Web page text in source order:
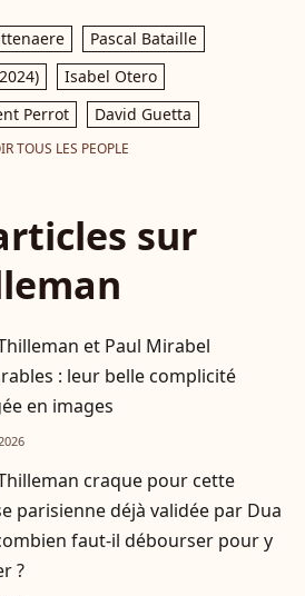
Pascal Bataille
Isabel Otero
Perrot David Guetta
TOUS LES PEOPLE
sur
et Paul Mirabel
: leur belle complicité
en images
craque pour cette
parisienne déjà validée par Dua
faut-il débourser pour y
?